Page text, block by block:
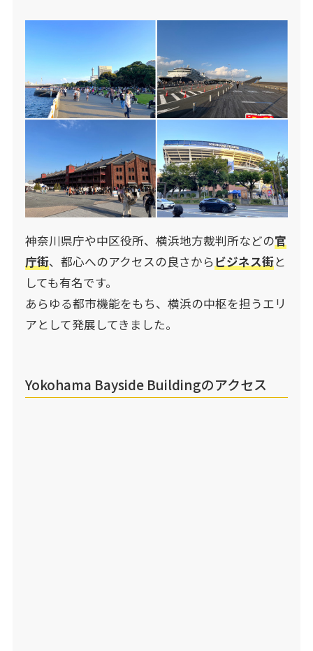
神奈川県庁や中区役所、横浜地方裁判所などの官
庁街、都心へのアクセスの良さからビジネス街と
しても有名です。
あらゆる都市機能をもち、横浜の中枢を担うエリ
アとして発展してきました。
Yokohama Bayside Buildingのアクセス